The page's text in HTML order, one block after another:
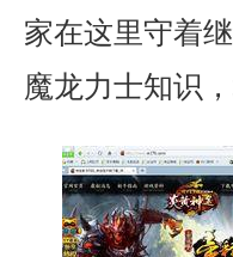
家在这里守着
魔龙力士知识